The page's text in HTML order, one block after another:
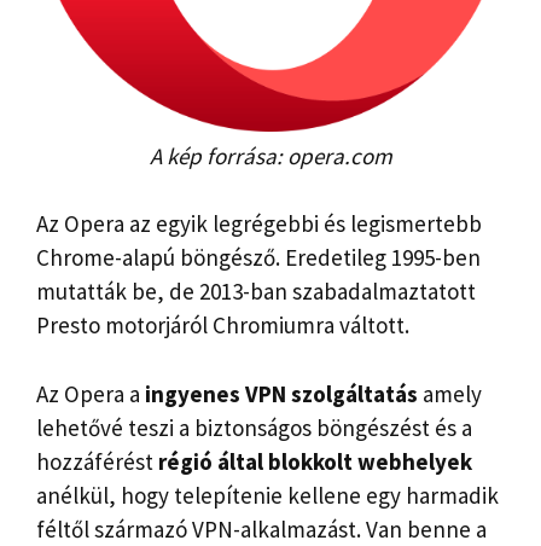
A kép forrása: opera.com
Az Opera az egyik legrégebbi és legismertebb
Chrome-alapú böngésző. Eredetileg 1995-ben
mutatták be, de 2013-ban szabadalmaztatott
Presto motorjáról Chromiumra váltott.
Az Opera a ingyenes VPN szolgáltatás amely
lehetővé teszi a biztonságos böngészést és a
hozzáférést régió által blokkolt webhelyek
anélkül, hogy telepítenie kellene egy harmadik
féltől származó VPN-alkalmazást. Van benne a